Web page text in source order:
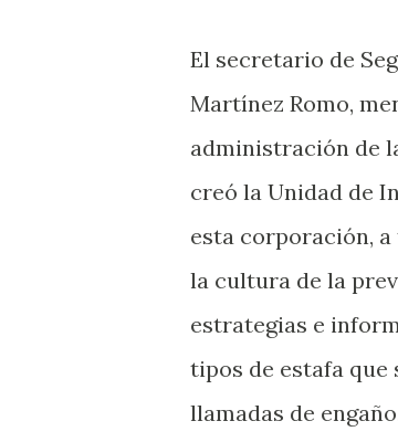
El secretario de
Martínez Romo,
administración de
creó la Unidad de
esta corporación,
la cultura de la
estrategias e
tipos de estafa que
llamadas de